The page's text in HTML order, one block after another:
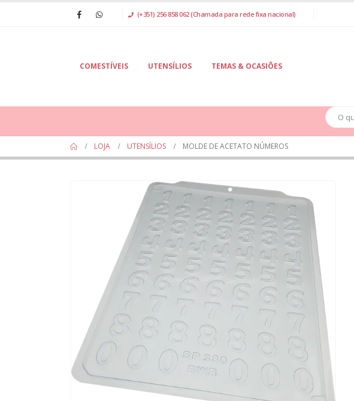
(+351) 256 858 062 (Chamada para rede fixa nacional)
COMESTÍVEIS UTENSÍLIOS TEMAS & OCASIÕES
LOJA UTENSÍLIOS MOLDE DE ACETATO NÚMEROS